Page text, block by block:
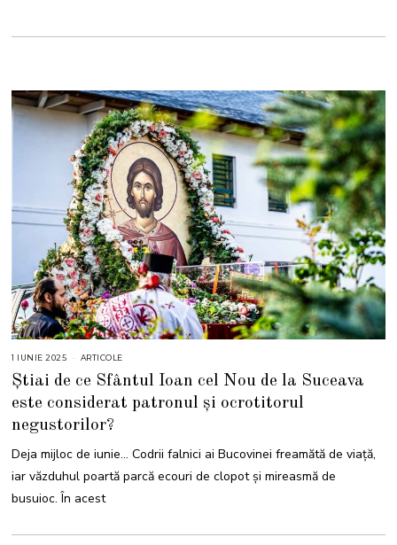
1 IUNIE 2025
U
I
E
2
0
5
ARTICOLE
Știai de ce Sfântul Ioan cel Nou de la Suceava
este considerat patronul și ocrotitorul
negustorilor?
Deja mijloc de iunie… Codrii falnici ai Bucovinei freamătă de viață,
iar văzduhul poartă parcă ecouri de clopot și mireasmă de
busuioc. În acest